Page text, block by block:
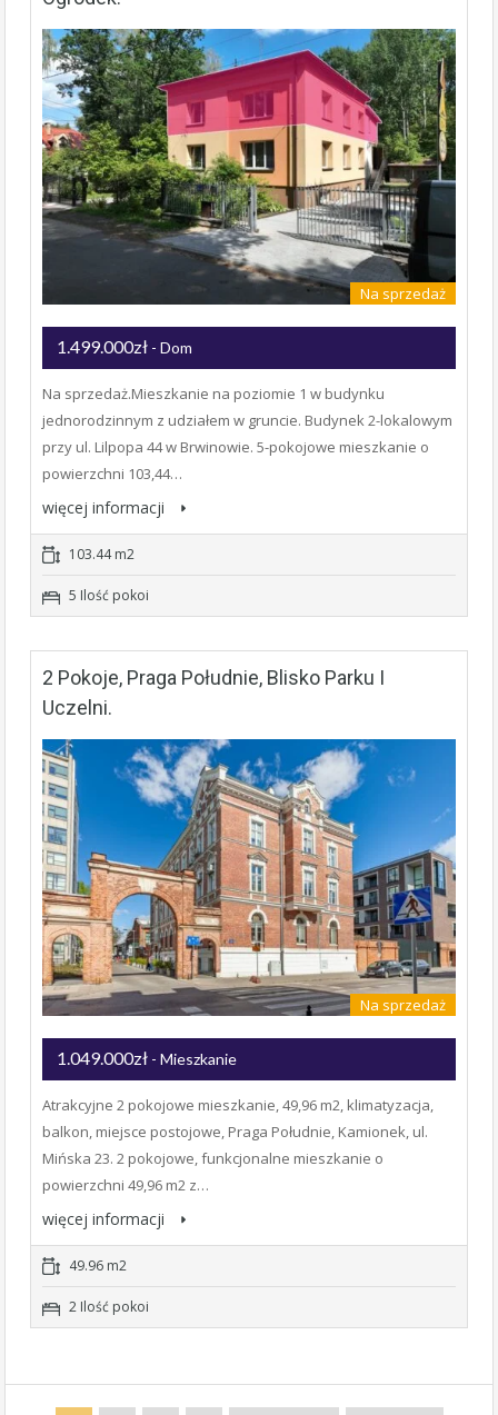
Na sprzedaż
1.499.000zł - Dom
Na sprzedaż.Mieszkanie na poziomie 1 w budynku
jednorodzinnym z udziałem w gruncie. Budynek 2-lokalowym
przy ul. Lilpopa 44 w Brwinowie. 5-pokojowe mieszkanie o
powierzchni 103,44…
więcej informacji
103.44 m2
5 Ilość pokoi
2 Pokoje, Praga Południe, Blisko Parku I
Uczelni.
Na sprzedaż
1.049.000zł - Mieszkanie
Atrakcyjne 2 pokojowe mieszkanie, 49,96 m2, klimatyzacja,
balkon, miejsce postojowe, Praga Południe, Kamionek, ul.
Mińska 23. 2 pokojowe, funkcjonalne mieszkanie o
powierzchni 49,96 m2 z…
więcej informacji
49.96 m2
2 Ilość pokoi